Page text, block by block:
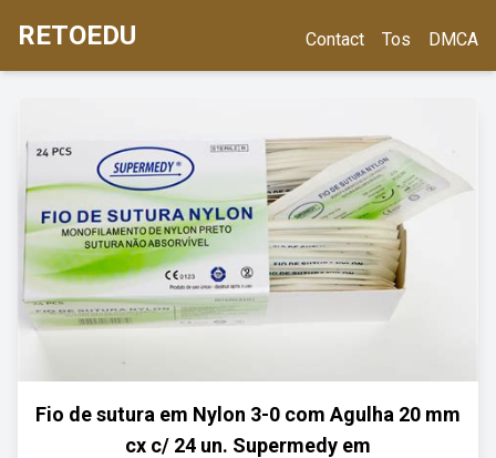
RETOEDU Contact Tos DMCA
Fio de sutura em Nylon 3-0 com Agulha 20 mm
cx c/ 24 un. Supermedy em